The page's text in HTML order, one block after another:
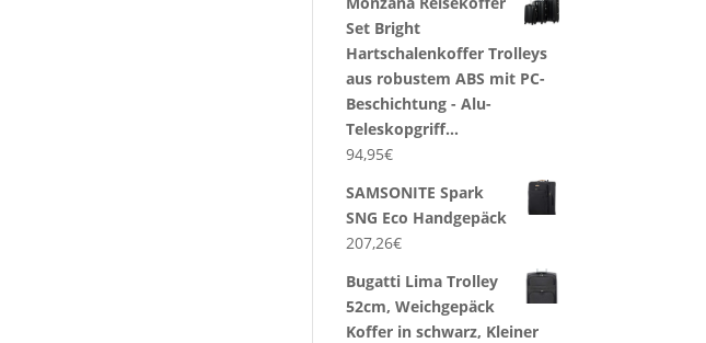
Set Bright
Hartschalenkoffer Trolleys
aus robustem ABS mit PC-
Beschichtung - Alu-
Teleskopgriff…
94,95€
SAMSONITE Spark
SNG Eco Handgepäck
207,26€
Bugatti Lima Trolley
52cm, Weichgepäck
Koffer in schwarz, Kleiner